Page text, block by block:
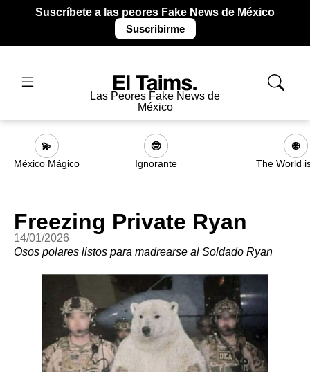
Suscríbete a las peores Fake News de México
Suscribirme
Las Peores Fake News de
México
💫
México Mágico
🤓
Ignorante
🌐
The World
Freezing Private Ryan
14/01/2026
Osos polares listos para madrearse al Soldado Ryan